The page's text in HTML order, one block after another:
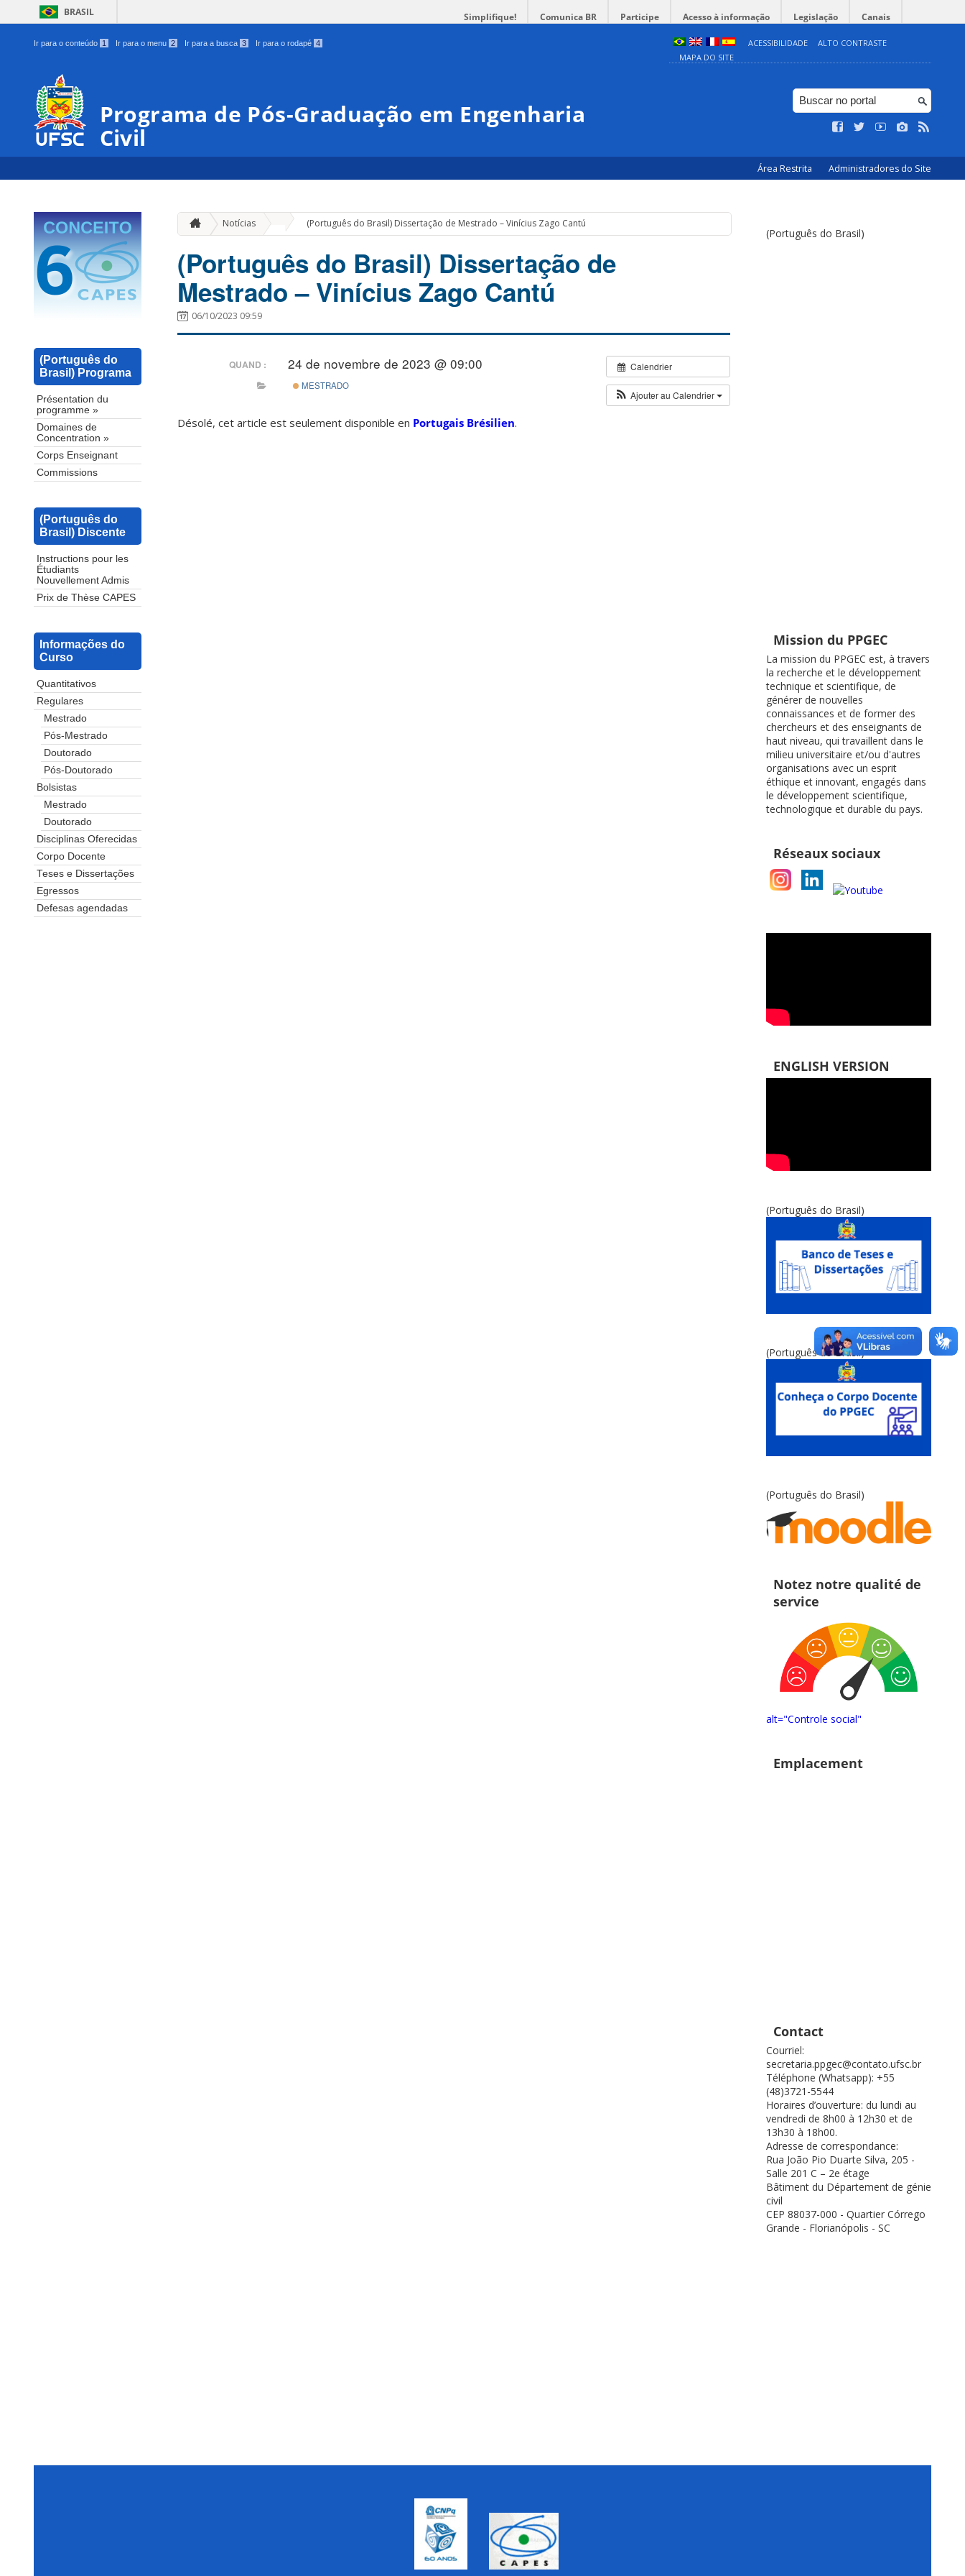
BRASIL Simplifique! Comunica BR Participe Acesso à informação Legislação Canais
Ir para o conteúdo 1 Ir para o menu 2 Ir para a busca 3 Ir para o rodapé 4 ACESSIBILIDADE
ALTO CONTRASTE
MAPA DO SITE
Programa de Pós-Graduação em Engenharia
Civil
Área Restrita Administradores do Site
(Português do
Brasil) Programa
Présentation du
programme »
Domaines de
Concentration »
Corps Enseignant
Commissions
(Português do
Brasil) Discente
Instructions pour les
Étudiants
Nouvellement Admis
Prix de Thèse CAPES
Informações do
Curso
Quantitativos
Regulares
Mestrado
Pós-Mestrado
Doutorado
Pós-Doutorado
Bolsistas
Mestrado
Doutorado
Disciplinas Oferecidas
Corpo Docente
Teses e Dissertações
Egressos
Defesas agendadas
Notícias (Português do Brasil) Dissertação de Mestrado – Vinícius Zago Cantú
(Português do Brasil) Dissertação de
Mestrado – Vinícius Zago Cantú
06/10/2023 09:59
Calendrier
Ajouter au Calendrier
QUAND : 24 de novembre de 2023 @ 09:00
MESTRADO
Désolé, cet article est seulement disponible en Portugais Brésilien.
(Português do Brasil)
Mission du PPGEC
La mission du PPGEC est, à travers
la recherche et le développement
technique et scientifique, de
générer de nouvelles
connaissances et de former des
chercheurs et des enseignants de
haut niveau, qui travaillent dans le
milieu universitaire et/ou d'autres
organisations avec un esprit
éthique et innovant, engagés dans
le développement scientifique,
technologique et durable du pays.
Réseaux sociaux
ENGLISH VERSION
(Português do Brasil)
(Português do Brasil)
(Português do Brasil)
Notez notre qualité de
service
alt="Controle social"
Emplacement
Contact
Courriel:
secretaria.ppgec@contato.ufsc.br
Téléphone (Whatsapp): +55
(48)3721-5544
Horaires d’ouverture: du lundi au
vendredi de 8h00 à 12h30 et de
13h30 à 18h00.
Adresse de correspondance:
Rua João Pio Duarte Silva, 205 -
Salle 201 C – 2e étage
Bâtiment du Département de génie
civil
CEP 88037-000 - Quartier Córrego
Grande - Florianópolis - SC